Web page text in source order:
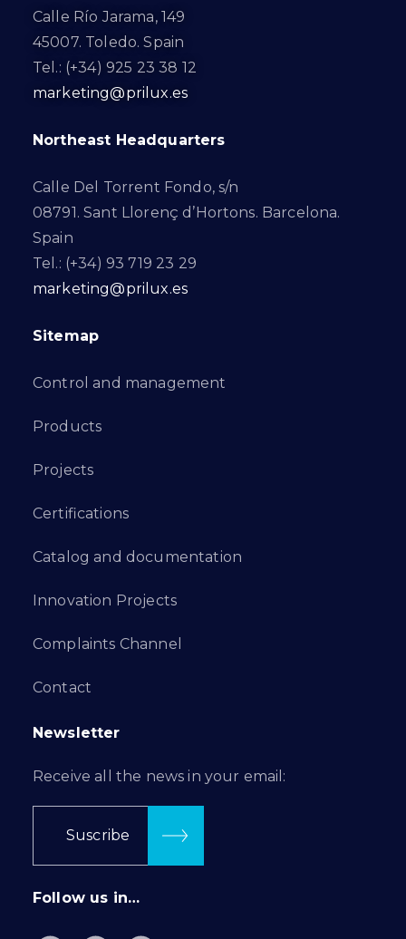
Calle Río Jarama, 149
45007. Toledo. Spain
Tel.: (+34) 925 23 38 12
marketing@prilux.es
Northeast Headquarters
Calle Del Torrent Fondo, s/n
08791. Sant Llorenç d’Hortons. Barcelona.
Spain
Tel.: (+34) 93 719 23 29
marketing@prilux.es
Sitemap
Control and management
Products
Projects
Certifications
Catalog and documentation
Innovation Projects
Complaints Channel
Contact
Newsletter
Receive all the news in your email:
Suscribe
Follow us in…